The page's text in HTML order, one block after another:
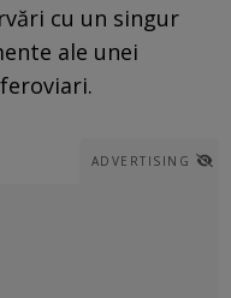
cu un singur
ale unei
ADVERTISING